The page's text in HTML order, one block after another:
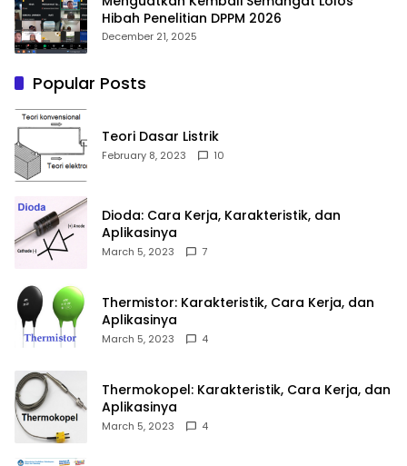
Hibah Penelitian DPPM 2026
December 21, 2025
Popular Posts
Teori Dasar Listrik
February 8, 2023 10
Dioda: Cara Kerja, Karakteristik, dan
Aplikasinya
March 5, 2023 7
Thermistor: Karakteristik, Cara Kerja, dan
Aplikasinya
March 5, 2023 4
Thermokopel: Karakteristik, Cara Kerja, dan
Aplikasinya
March 5, 2023 4